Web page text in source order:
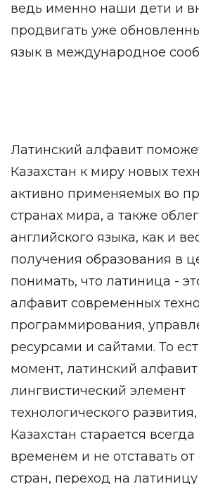
ведь именно наши дети и
продвигать уже
язык в международное
Латинский алфавит
Казахстан к миру новых
активно применяемых во
странах мира, а также
английского языка, как и
получения образования в
понимать, что латиница -
алфавит современных
программирования,
ресурсами и сайтами. То
момент, латинский
лингвистический элемент
технологического
Казахстан старается
временем и не отставать
стран, переход на